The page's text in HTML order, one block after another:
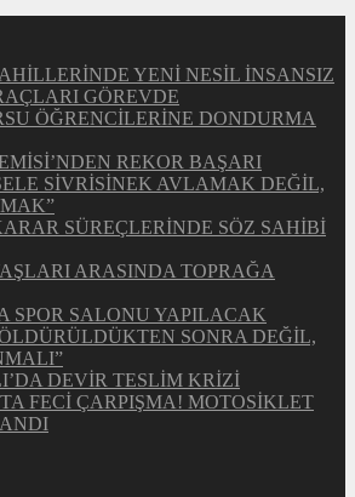
YENİ NESİL İNSANSIZ
GÖREVDE
ÖĞRENCİLERİNE DONDURMA
REKOR BAŞARI
SİVRİSİNEK AVLAMAK DEĞİL,
SÜREÇLERİNDE SÖZ SAHİBİ
ARASINDA TOPRAĞA
SPOR SALONU YAPILACAK
SONRA DEĞİL,
DEVİR TESLİM KRİZİ
FECİ ÇARPIŞMA! MOTOSİKLET